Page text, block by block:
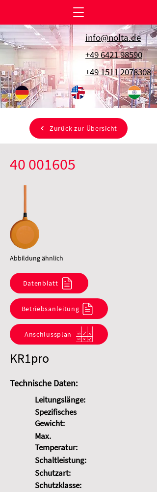
info@nolta.de
+49 6421 98590
+49 1511 2078308
Zurück zur Übersicht
40 001605
Abbildung ähnlich
Datenblatt
Betriebsanleitung
Anschlussplan
KR1pro
Technische Daten:
Leitungslänge:
Spezifisches
Gewicht:
Max.
Temperatur:
Schaltleistung:
Schutzart:
Schutzklasse: